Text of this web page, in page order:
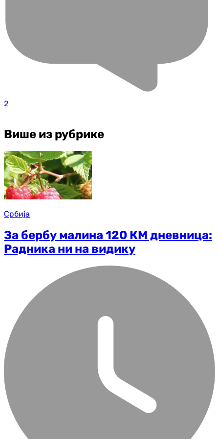
2
Више из рубрике
Србија
За бербу малина 120 КМ дневница:
Радника ни на видику